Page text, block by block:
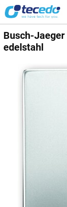
Busch-Jaeger
edelstahl